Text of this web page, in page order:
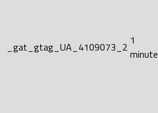
_gat_gtag_UA_4109073_2 1
minute